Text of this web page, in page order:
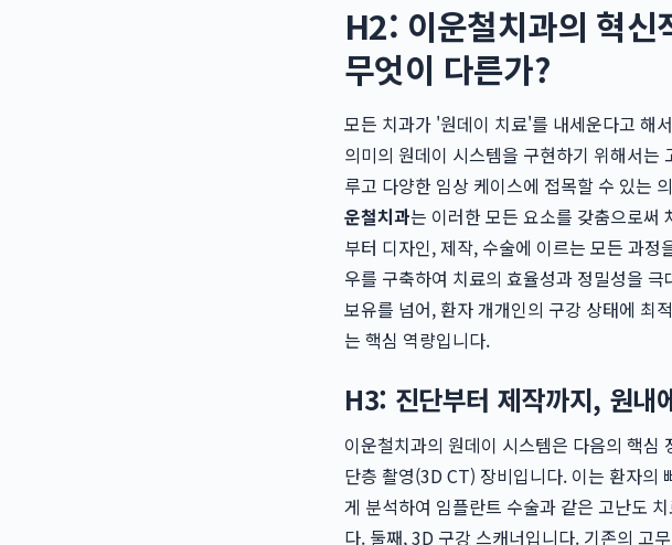
H2: 이운철치과의 혁신
무엇이 다른가?
모든 치과가 '원데이 치료'를 내세운다고 해
의미의 원데이 시스템을 구현하기 위해서
루고 다양한 임상 케이스에 접목할 수 있는
운철치과는 이러한 모든 요소를 갖춤으로써
부터 디자인, 제작, 수술에 이르는 모든 과
우를 구축하여 치료의 효율성과 정밀성을
보유를 넘어, 환자 개개인의 구강 상태에 최
는 핵심 역량입니다.
H3: 진단부터 제작까지, 원내
이운철치과의 원데이 시스템은 다음의 핵심
단층 촬영(3D CT) 장비입니다. 이는 환자의
게 분석하여 임플란트 수술과 같은 고난도
다. 둘째, 3D 구강 스캐너입니다. 기존의 고